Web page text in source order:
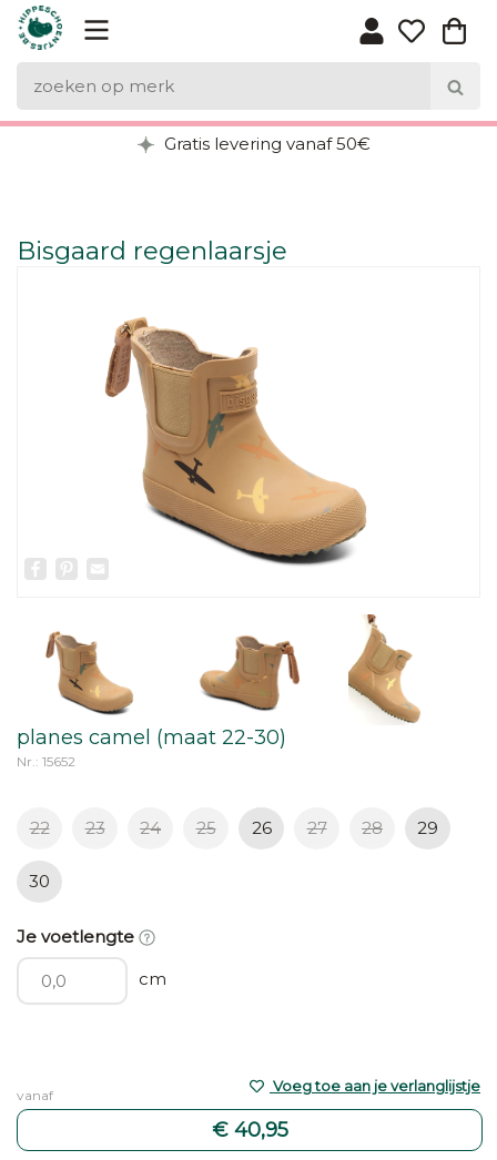
Gratis levering vanaf 50€
Bisgaard regenlaarsje
Facebook
Pinterest
planes camel (maat 22-30)
Nr.: 15652
22 23 24 25 26 27 28 29
30
Je voetlengte
cm
vanaf
€ 40,95
Voeg toe aan je verlanglijstje